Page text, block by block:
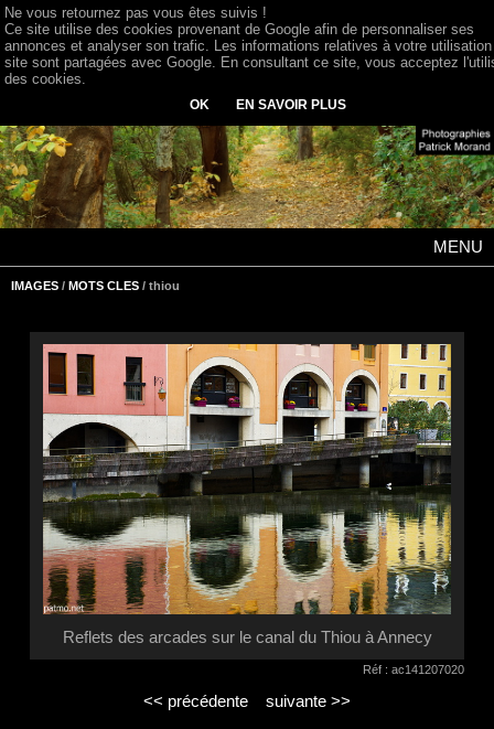
MENU
IMAGES / MOTS CLES / thiou
Reflets des arcades sur le canal du Thiou à Annecy
Réf : ac141207020
<< précédente suivante >>
Ne vous retournez pas vous êtes suivis !
Ce site utilise des cookies provenant de Google afin de personnaliser ses
annonces et analyser son trafic. Les informations relatives à votre
site sont partagées avec Google. En consultant ce site, vous acceptez
des cookies.
OK EN SAVOIR PLUS